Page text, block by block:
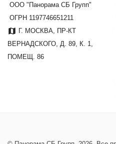
ООО "Панорама СБ Групп"
ОГРН 1197746651211
Г. МОСКВА, ПР-КТ
ВЕРНАДСКОГО, Д. 89, К. 1,
ПОМЕЩ. 86